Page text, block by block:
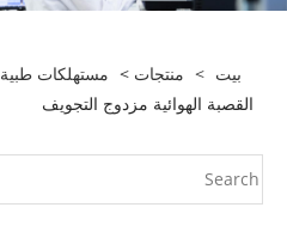
بيت > منتجات > مستهلكات طبية
القصبة الهوائية مزدوج التجويف